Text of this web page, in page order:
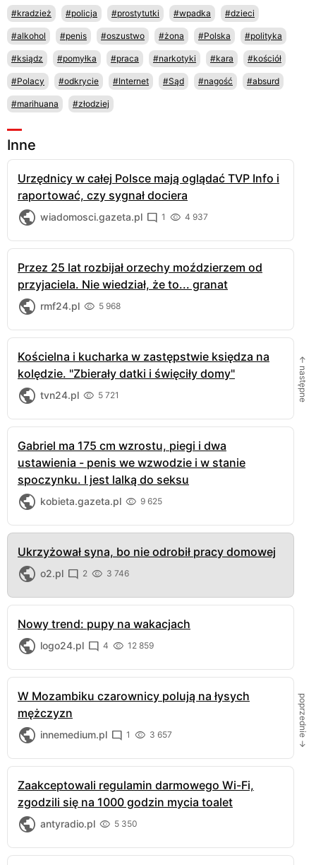
#kradzież #policja #prostytutki #wpadka #dzieci
#alkohol #penis #oszustwo #żona #Polska #polityka
#ksiądz #pomyłka #praca #narkotyki #kara #kościół
#Polacy #odkrycie #Internet #Sąd #nagość #absurd
#marihuana #złodziej
Inne
Urzędnicy w całej Polsce mają oglądać TVP Info i
raportować, czy sygnał dociera
wiadomosci.gazeta.pl 1 4 937
Przez 25 lat rozbijał orzechy moździerzem od
przyjaciela. Nie wiedział, że to... granat
rmf24.pl 5 968
Kościelna i kucharka w zastępstwie księdza na
kolędzie. "Zbierały datki i święciły domy"
tvn24.pl 5 721
Gabriel ma 175 cm wzrostu, piegi i dwa
ustawienia - penis we wzwodzie i w stanie
spoczynku. I jest lalką do seksu
kobieta.gazeta.pl 9 625
Ukrzyżował syna, bo nie odrobił pracy domowej
o2.pl 2 3 746
Nowy trend: pupy na wakacjach
logo24.pl 4 12 859
W Mozambiku czarownicy polują na łysych
mężczyzn
innemedium.pl 1 3 657
Zaakceptowali regulamin darmowego Wi-Fi,
zgodzili się na 1000 godzin mycia toalet
antyradio.pl 5 350
← następne
poprzednie →